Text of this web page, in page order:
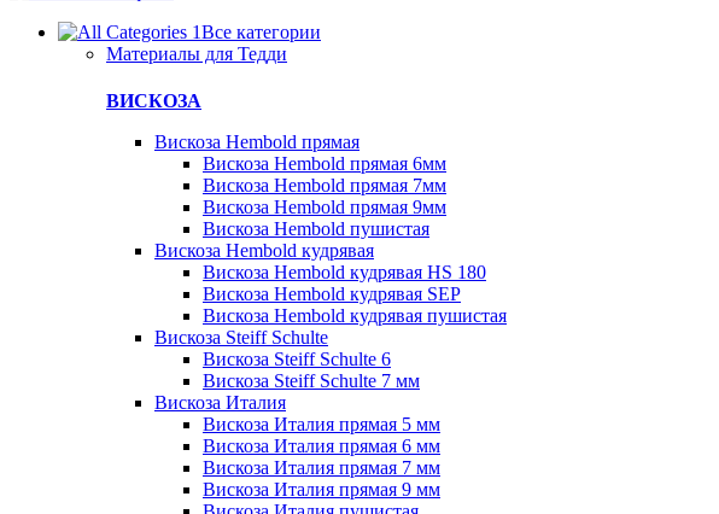
Все категории
Материалы для Тедди
ВИСКОЗА
Вискоза Hembold прямая
Вискоза Hembold прямая 6мм
Вискоза Hembold прямая 7мм
Вискоза Hembold прямая 9мм
Вискоза Hembold пушистая
Вискоза Hembold кудрявая
Вискоза Hembold кудрявая HS 180
Вискоза Hembold кудрявая SEP
Вискоза Hembold кудрявая пушистая
Вискоза Steiff Schulte
Вискоза Steiff Schulte 6
Вискоза Steiff Schulte 7 мм
Вискоза Италия
Вискоза Италия прямая 5 мм
Вискоза Италия прямая 6 мм
Вискоза Италия прямая 7 мм
Вискоза Италия прямая 9 мм